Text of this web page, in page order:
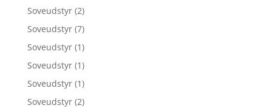
Soveudstyr (2)
Soveudstyr (7)
Soveudstyr (1)
Soveudstyr (1)
Soveudstyr (1)
Soveudstyr (2)